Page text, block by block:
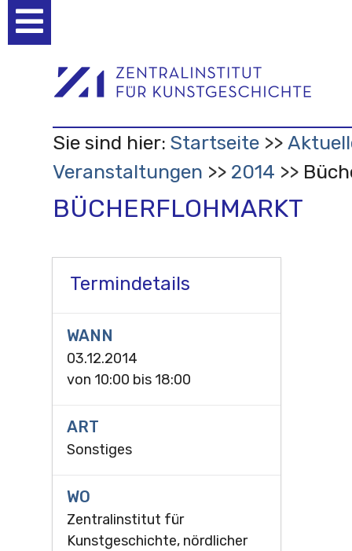
Werkzeuge
Sie sind hier: Startseite
Veranstaltungen
2014
BÜCHERFLOHMARKT
Termindetails
WANN
03.12.2014
von 10:00 bis 18:00
ART
Sonstiges
WO
Zentralinstitut für
Kunstgeschichte, nördlicher